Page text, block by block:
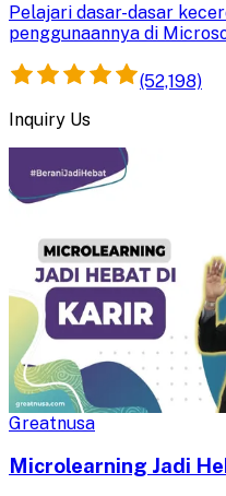
Pelajari dasar-dasar
penggunaannya di
inovatif tanpa pengalaman
(52,198)
Inquiry Us
Greatnusa
Microlearning Jadi